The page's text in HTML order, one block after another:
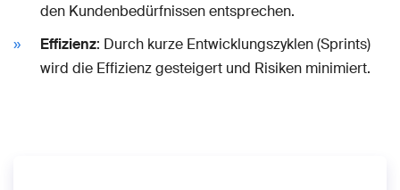
den Kundenbedürfnissen entsprechen.
Effizienz: Durch kurze Entwicklungszyklen (Sprints)
wird die Effizienz gesteigert und Risiken minimiert.